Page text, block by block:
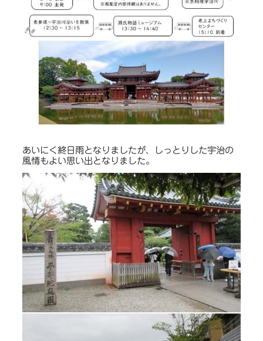
あいにく終日雨となりましたが、しっとりした宇治の
風情もよい思い出となりました。